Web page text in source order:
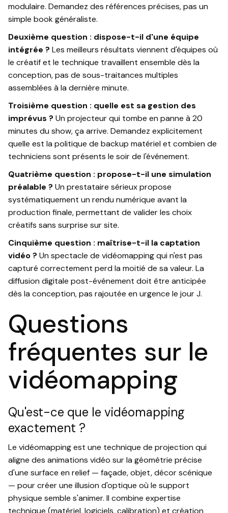
modulaire. Demandez des références précises, pas un
simple book généraliste.
Deuxième question : dispose-t-il d'une équipe
intégrée ? Les meilleurs résultats viennent d'équipes où
le créatif et le technique travaillent ensemble dès la
conception, pas de sous-traitances multiples
assemblées à la dernière minute.
Troisième question : quelle est sa gestion des
imprévus ? Un projecteur qui tombe en panne à 20
minutes du show, ça arrive. Demandez explicitement
quelle est la politique de backup matériel et combien de
techniciens sont présents le soir de l'événement.
Quatrième question : propose-t-il une simulation
préalable ? Un prestataire sérieux propose
systématiquement un rendu numérique avant la
production finale, permettant de valider les choix
créatifs sans surprise sur site.
Cinquième question : maîtrise-t-il la captation
vidéo ? Un spectacle de vidéomapping qui n'est pas
capturé correctement perd la moitié de sa valeur. La
diffusion digitale post-événement doit être anticipée
dès la conception, pas rajoutée en urgence le jour J.
Questions
fréquentes sur le
vidéomapping
Qu'est-ce que le vidéomapping
exactement ?
Le vidéomapping est une technique de projection qui
aligne des animations vidéo sur la géométrie précise
d'une surface en relief — façade, objet, décor scénique
— pour créer une illusion d'optique où le support
physique semble s'animer. Il combine expertise
technique (matériel, logiciels, calibration) et création